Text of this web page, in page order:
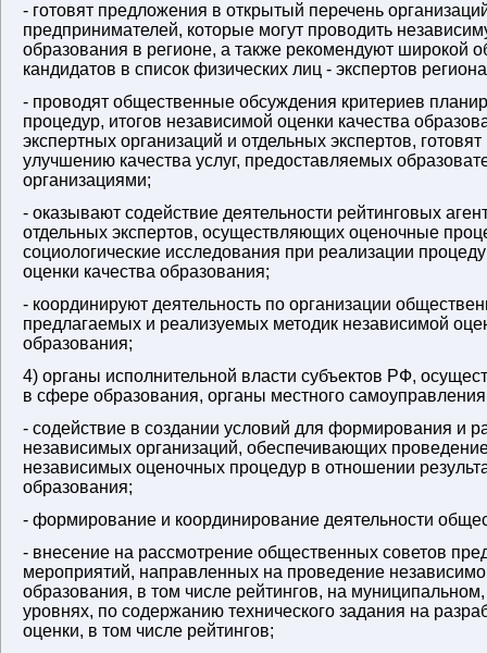
- готовят предложения в открытый перечень
предпринимателей, которые могут проводить
образования в регионе, а также рекомендуют широкой
кандидатов в список физических лиц - экспертов
- проводят общественные обсуждения критериев
процедур, итогов независимой оценки качества
экспертных организаций и отдельных экспертов,
улучшению качества услуг, предоставляемых
организациями;
- оказывают содействие деятельности рейтинговых
отдельных экспертов, осуществляющих оценочные
социологические исследования при реализации
оценки качества образования;
- координируют деятельность по организации
предлагаемых и реализуемых методик независимой
образования;
4) органы исполнительной власти субъектов РФ,
в сфере образования, органы местного
- содействие в создании условий для формирования и
независимых организаций, обеспечивающих
независимых оценочных процедур в отношении
образования;
- формирование и координирование деятельности
- внесение на рассмотрение общественных советов
мероприятий, направленных на проведение
образования, в том числе рейтингов, на
уровнях, по содержанию технического задания на
оценки, в том числе рейтингов;